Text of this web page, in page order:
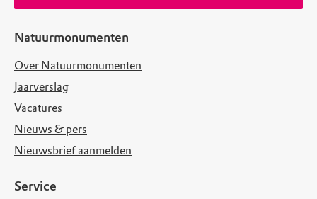
Natuurmonumenten
Over Natuurmonumenten
Jaarverslag
Vacatures
Nieuws & pers
Nieuwsbrief aanmelden
Service